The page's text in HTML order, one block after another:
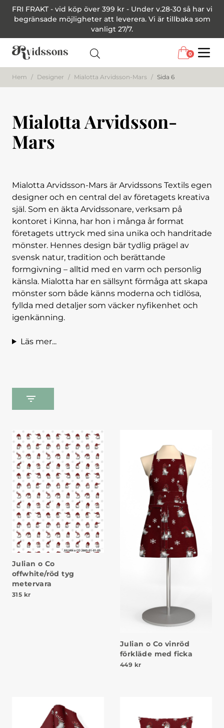
FRI FRAKT - vid köp över 399 kr - Under v.28-30 så har vi
begränsade möjligheter att leverera. Vi är tillbaka som
vanligt 27/7.
0
Hem / Designer / Mialotta Arvidsson-Mars / Sida 6
Mialotta Arvidsson-
Mars
Mialotta Arvidsson-Mars är Arvidssons Textils egen
designer och en central del av företagets kreativa
själ. Som en äkta Arvidssonare, verksam på
kontoret i Kinna, har hon i många år format
företagets uttryck med sina unika och handritade
mönster. Hennes design bär tydlig prägel av
svensk natur, tradition och berättande
formgivning – alltid med en varm och personlig
känsla. Mialotta har en sällsynt förmåga att skapa
mönster som både känns moderna och tidlösa,
fyllda med detaljer som väcker nyfikenhet och
igenkänning.
Läs mer...
Julian o Co
offwhite/röd tyg
metervara
315 kr
Julian o Co vinröd
förkläde med ficka
449 kr